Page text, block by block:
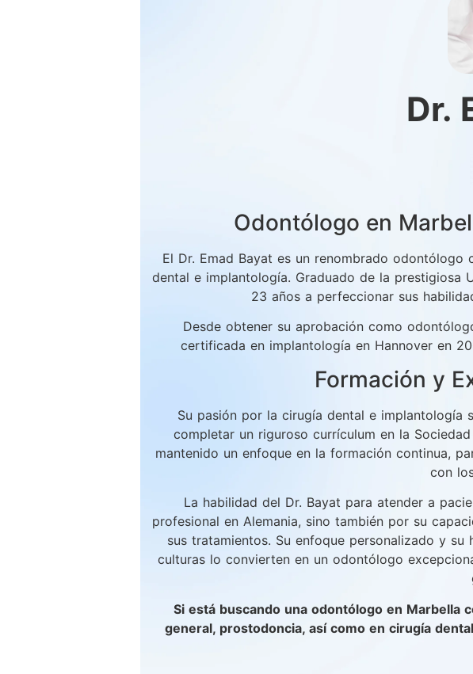
Dr.
Odontólogo en
El Dr. Emad Bayat es un renombrado
dental e implantología. Graduado de la prestigiosa
23 años a perfeccionar sus
Desde obtener su aprobación como
certificada en implantología en Hannover en
Formación y
Su pasión por la cirugía dental e implantología
completar un riguroso currículum en la
mantenido un enfoque en la formación continua,
con
La habilidad del Dr. Bayat para atender a
profesional en Alemania, sino también por su
sus tratamientos. Su enfoque personalizado y
culturas lo convierten en un odontólogo
Si está buscando una odontólogo en Marbella
general, prostodoncia, así como en cirugía